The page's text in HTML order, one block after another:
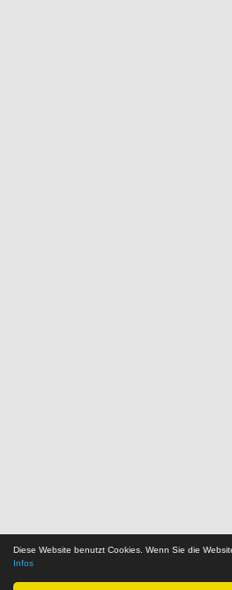
Diese Website benutzt Cookies. Wenn Sie die
Infos